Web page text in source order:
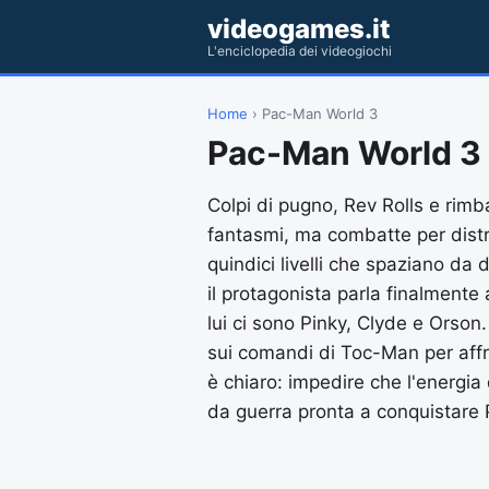
videogames.it
L'enciclopedia dei videogiochi
Home › Pac-Man World 3
Pac-Man World 3
Colpi di pugno, Rev Rolls e
fantasmi, ma combatte per
quindici livelli che spaziano da
il protagonista parla finalmente
lui ci sono Pinky, Clyde e
sui comandi di Toc-Man per
è chiaro: impedire che
da guerra pronta a conquistare